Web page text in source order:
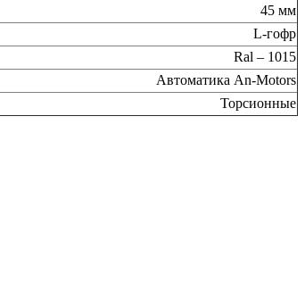
45 мм
L-гофр
Ral – 1015
Автоматика An-Motors
Торсионные